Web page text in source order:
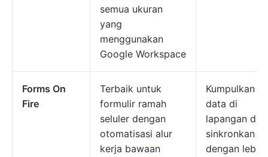
semua ukuran
yang
menggunakan
Google Workspace
Forms On
Fire
Terbaik untuk
formulir ramah
seluler dengan
otomatisasi alur
kerja bawaan
Kumpulkan
data di
lapangan dan
sinkronkan
dengan lebih